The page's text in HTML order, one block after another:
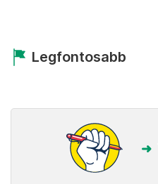
Legfontosabb